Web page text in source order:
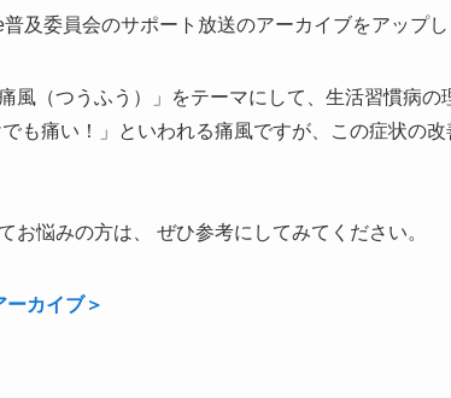
及委員会のサポート放送のアーカイブをアップし
風（つうふう）」をテーマにして、生活習慣病
も痛い！」といわれる痛風ですが、この症状の
お悩みの方は、 ぜひ参考にしてみてください。
カイブ＞